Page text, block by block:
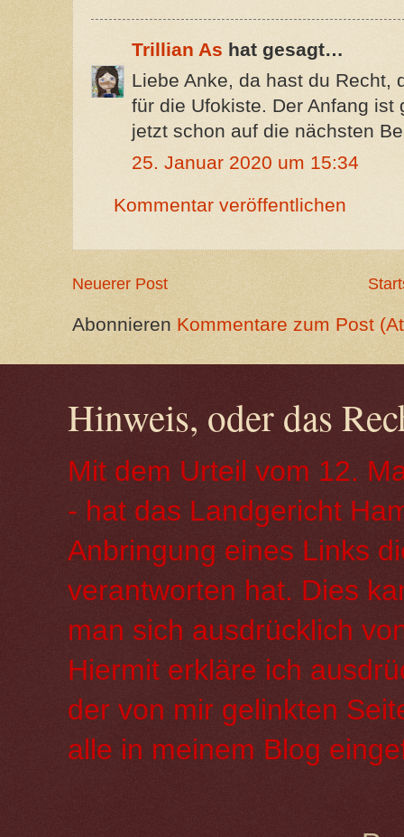
Trillian As hat gesagt…
Liebe Anke, da hast du Recht,
für die Ufokiste. Der Anfang
jetzt schon auf die nächsten
25. Januar 2020 um 15:34
Kommentar veröffentlichen
Neuerer Post
Abonnieren Kommentare zum Post
Hinweis, oder das
Mit dem Urteil vom 12.
- hat das Landgericht
Anbringung eines Links
verantworten hat. Dies
man sich ausdrücklich
Hiermit erkläre ich
der von mir gelinkten
alle in meinem Blog